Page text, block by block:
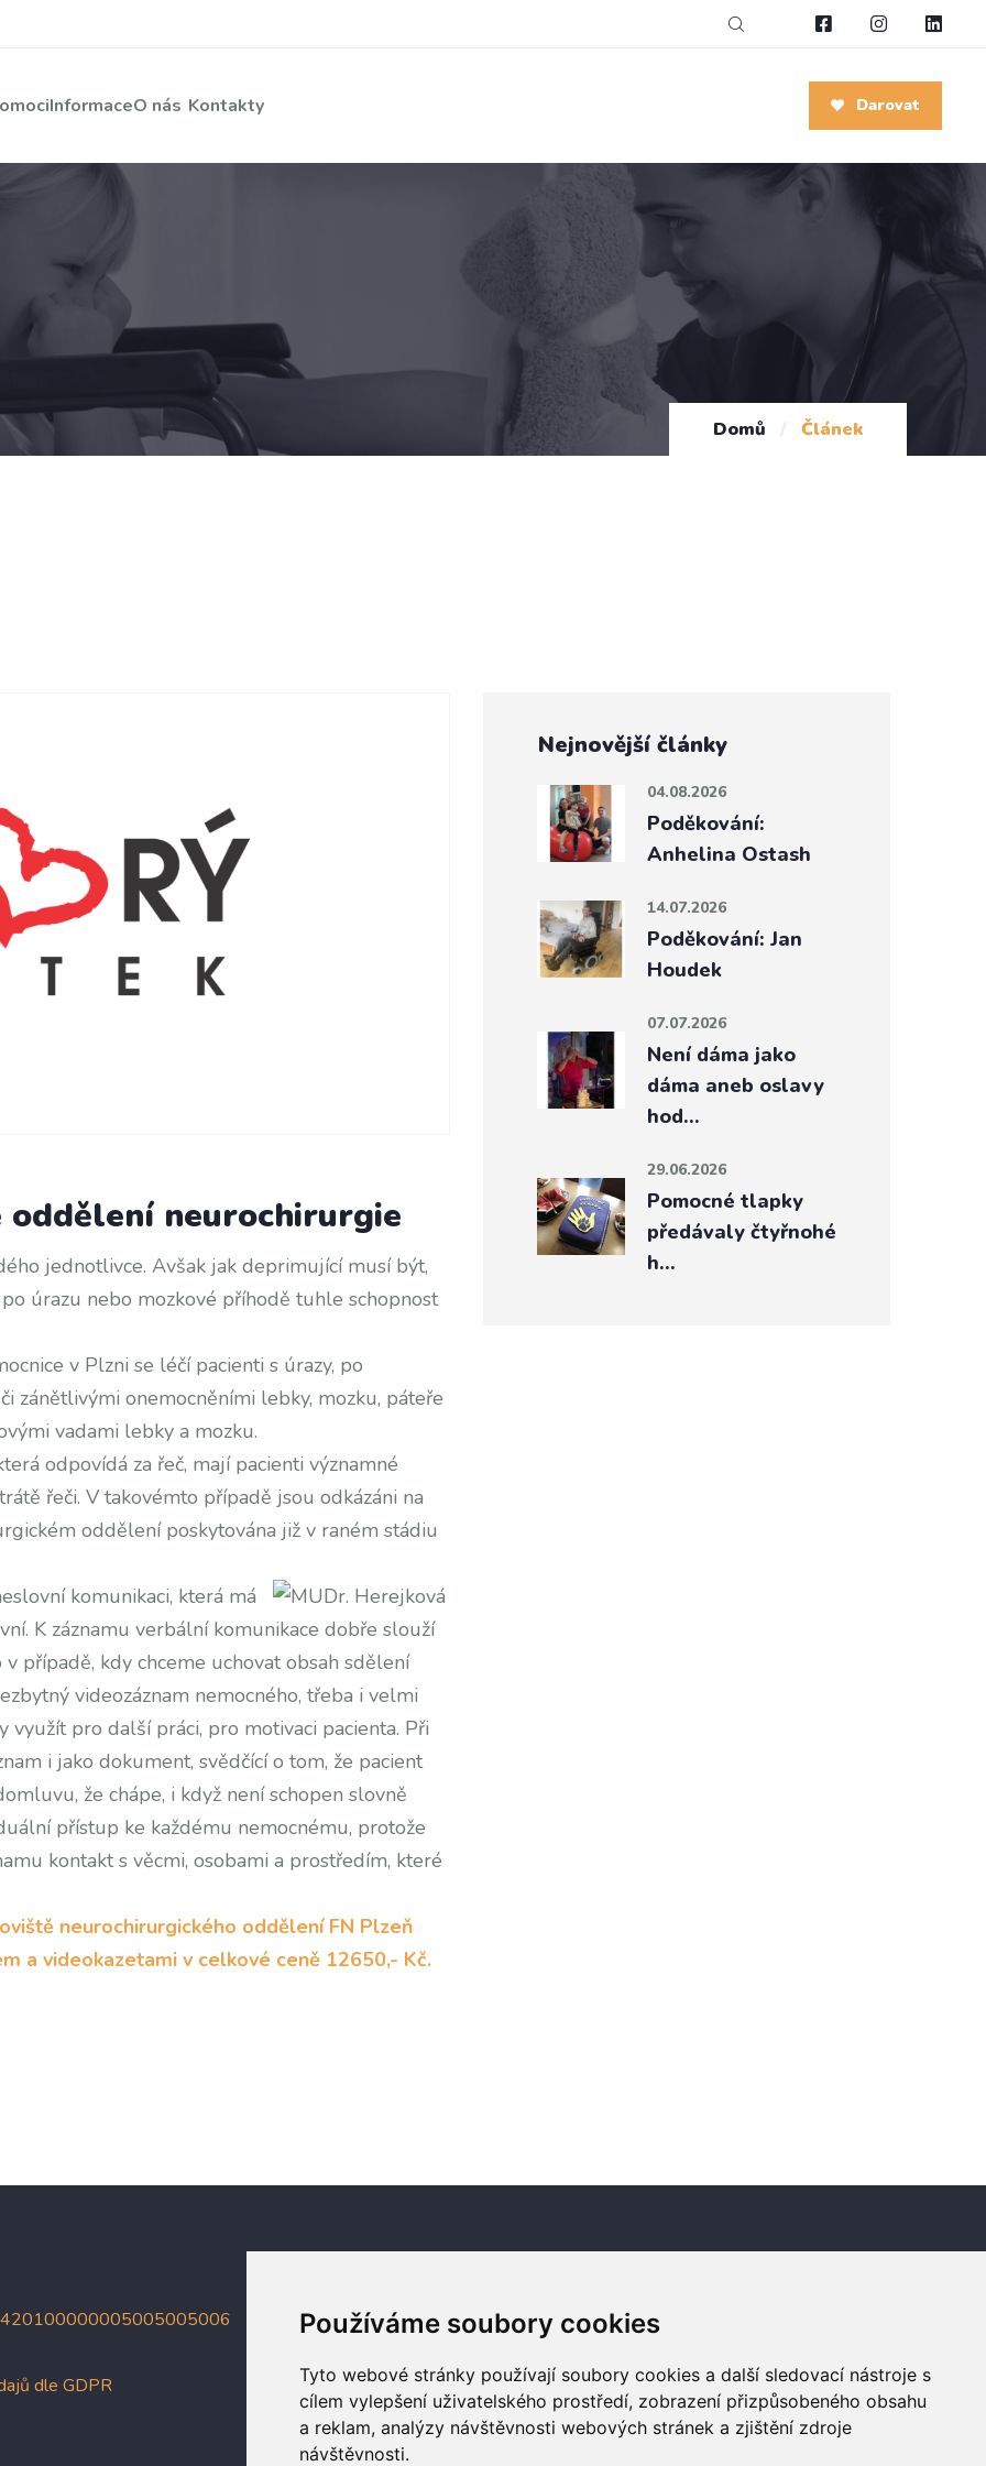
Používáme soubory cookies
Tyto webové stránky používají soubory cookies a další sledovací nástroje s
cílem vylepšení uživatelského prostředí, zobrazení přizpůsobeného obsahu
a reklam, analýzy návštěvnosti webových stránek a zjištění zdroje
návštěvnosti.
InformaceO nás Kontakty Darovat
Domů / Článek
neurochirurgie
jednotlivce. Avšak jak deprimující musí být,
úrazu nebo mozkové příhodě tuhle schopnost
v Plzni se léčí pacienti s úrazy, po
zánětlivými onemocněními lebky, mozku, páteře
vadami lebky a mozku.
odpovídá za řeč, mají pacienti významné
řeči. V takovémto případě jsou odkázáni na
oddělení poskytována již v raném stádiu
komunikaci, která má
K záznamu verbální komunikace dobře slouží
případě, kdy chceme uchovat obsah sdělení
videozáznam nemocného, třeba i velmi
pro další práci, pro motivaci pacienta. Při
i jako dokument, svědčící o tom, že pacient
že chápe, i když není schopen slovně
přístup ke každému nemocnému, protože
kontakt s věcmi, osobami a prostředím, které
neurochirurgického oddělení FN Plzeň
a videokazetami v celkové ceně 12650,- Kč.
Nejnovější články
04.08.2026
Poděkování:
Anhelina Ostash
14.07.2026
Poděkování: Jan
Houdek
07.07.2026
Není dáma jako
dáma aneb oslavy
hod…
29.06.2026
Pomocné tlapky
předávaly čtyřnohé
h…
dle GDPR
Newsletter
Odebírat